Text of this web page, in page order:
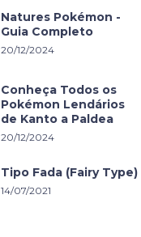
Natures Pokémon -
Guia Completo
20/12/2024
Conheça Todos os
Pokémon Lendários
de Kanto a Paldea
20/12/2024
Tipo Fada (Fairy Type)
14/07/2021